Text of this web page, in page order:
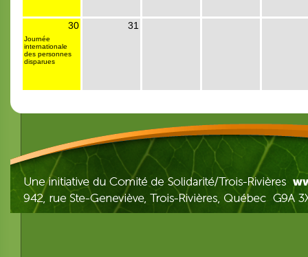
30
Journée
internationale
des personnes
disparues
31